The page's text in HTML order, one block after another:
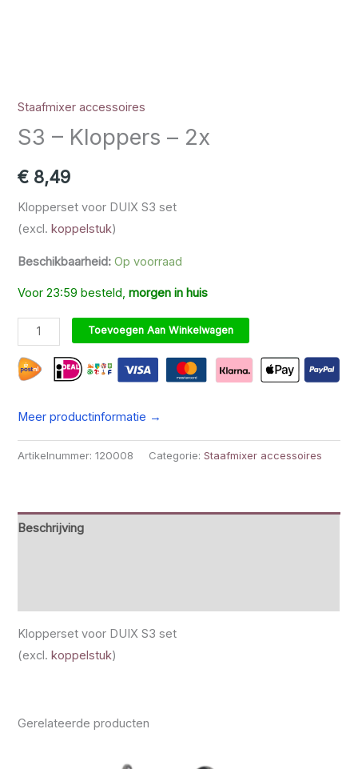
Staafmixer accessoires
S3 – Kloppers – 2x
€ 8,49
Klopperset voor DUIX S3 set
(excl.koppelstuk)
Beschikbaarheid: Op voorraad
Voor 23:59 besteld,morgen in huis
S3 - Kloppers - 2x aantalToevoegen Aan Winkelwagen
Meer productinformatie →
Artikelnummer:120008 Categorie:Staafmixer accessoires
Beschrijving
Klopperset voor DUIX S3 set
(excl.koppelstuk)
Gerelateerde producten